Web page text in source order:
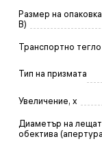
Размер на
В)
Транспортно тегло
Тип на призмата
Увеличение, x
Диаметър на
обектива